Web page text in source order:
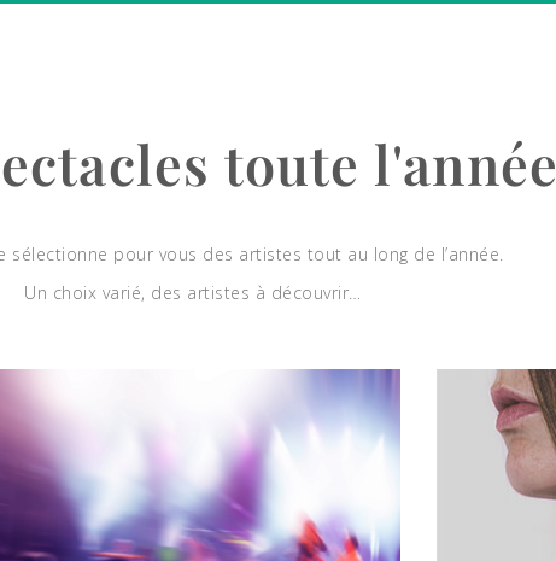
toute l'année
sélectionne pour vous des artistes tout au long de l’année.
Un choix varié, des artistes à découvrir…